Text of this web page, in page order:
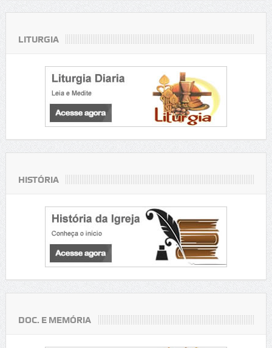
LITURGIA
HISTÓRIA
DOC. E MEMÓRIA